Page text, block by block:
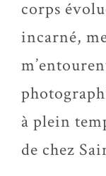
corps
incarné,
à plein
de chez